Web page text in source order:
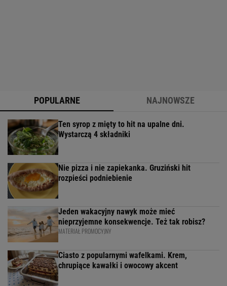
POPULARNE NAJNOWSZE
Ten syrop z mięty to hit na upalne dni.
Wystarczą 4 składniki
Nie pizza i nie zapiekanka. Gruziński hit
rozpieści podniebienie
Jeden wakacyjny nawyk może mieć
nieprzyjemne konsekwencje. Też tak robisz?
MATERIAŁ PROMOCYJNY
Ciasto z popularnymi wafelkami. Krem,
chrupiące kawałki i owocowy akcent